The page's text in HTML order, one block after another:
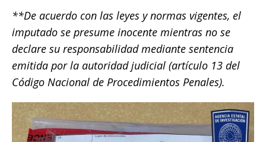
**De acuerdo con las leyes y normas vigentes, el
imputado se presume inocente mientras no se
declare su responsabilidad mediante sentencia
emitida por la autoridad judicial (artículo 13 del
Código Nacional de Procedimientos Penales).